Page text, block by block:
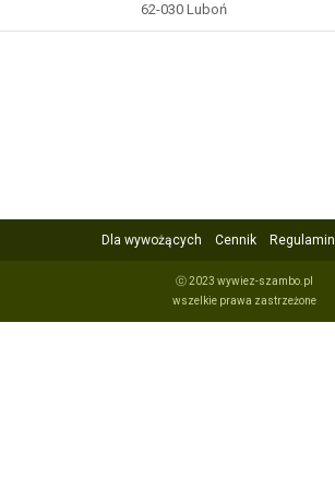
62-030 Luboń
Dla wywożących Cennik Regulamin
ⓒ 2023 wywiez-szambo.pl
wszelkie prawa zastrzeżone